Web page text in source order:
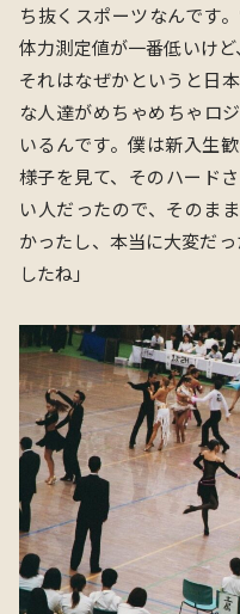
ち抜くスポーツなんです
体力測定値が一番低いけど
それはなぜかというと日
な人達がめちゃめちゃロ
いるんです。僕は新入生
様子を見て、そのハード
い人だったので、そのま
かったし、本当に大変だ
したね」